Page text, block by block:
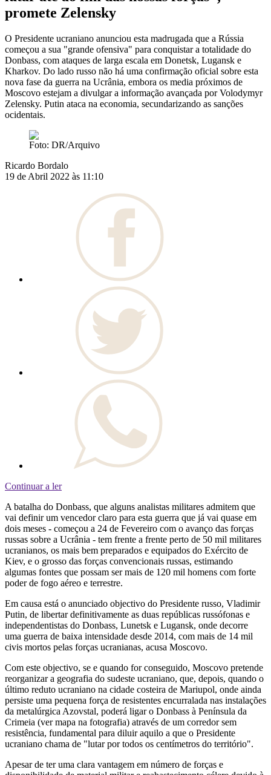
promete Zelensky
O Presidente ucraniano anunciou esta madrugada que a Rússia
começou a sua "grande ofensiva" para conquistar a totalidade do
Donbass, com ataques de larga escala em Donetsk, Lugansk e
Kharkov. Do lado russo não há uma confirmação oficial sobre esta
nova fase da guerra na Ucrânia, embora os media próximos de
Moscovo estejam a divulgar a informação avançada por Volodymyr
Zelensky. Putin ataca na economia, secundarizando as sanções
ocidentais.
Foto: DR/Arquivo
Ricardo Bordalo
19 de Abril 2022 às 11:10
Continuar a ler
A batalha do Donbass, que alguns analistas militares admitem que
vai definir um vencedor claro para esta guerra que já vai quase em
dois meses - começou a 24 de Fevereiro com o avanço das forças
russas sobre a Ucrânia - tem frente a frente perto de 50 mil militares
ucranianos, os mais bem preparados e equipados do Exército de
Kiev, e o grosso das forças convencionais russas, estimando
algumas fontes que possam ser mais de 120 mil homens com forte
poder de fogo aéreo e terrestre.
Em causa está o anunciado objectivo do Presidente russo, Vladimir
Putin, de libertar definitivamente as duas repúblicas russófonas e
independentistas do Donbass, Lunetsk e Lugansk, onde decorre
uma guerra de baixa intensidade desde 2014, com mais de 14 mil
civis mortos pelas forças ucranianas, acusa Moscovo.
Com este objectivo, se e quando for conseguido, Moscovo pretende
reorganizar a geografia do sudeste ucraniano, que, depois, quando o
último reduto ucraniano na cidade costeira de Mariupol, onde ainda
persiste uma pequena força de resistentes encurralada nas instalações
da metalúrgica Azovstal, poderá ligar o Donbass à Península da
Crimeia (ver mapa na fotografia) através de um corredor sem
resistência, fundamental para diluir aquilo a que o Presidente
ucraniano chama de "lutar por todos os centímetros do território".
Apesar de ter uma clara vantagem em número de forças e